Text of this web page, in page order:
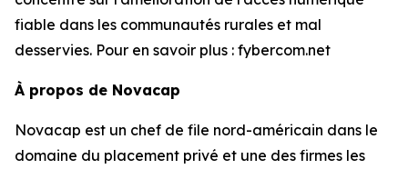
fiable dans les communautés rurales et mal
desservies. Pour en savoir plus : fybercom.net
À propos de Novacap
Novacap est un chef de file nord-américain dans le
domaine du placement privé et une des firmes les